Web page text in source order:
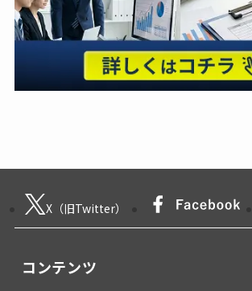
X（旧Twitter）
コンテンツ